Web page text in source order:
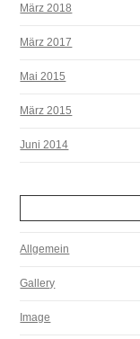
März 2018
März 2017
Mai 2015
März 2015
Juni 2014
Allgemein
Gallery
Image